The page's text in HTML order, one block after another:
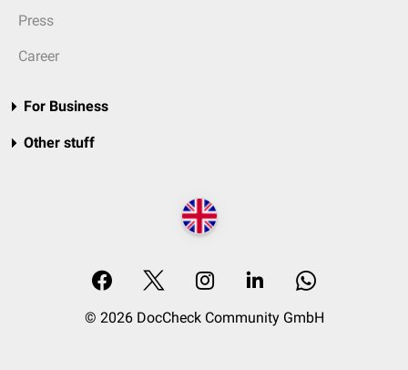
Press
Career
For Business
Other stuff
© 2026 DocCheck Community GmbH